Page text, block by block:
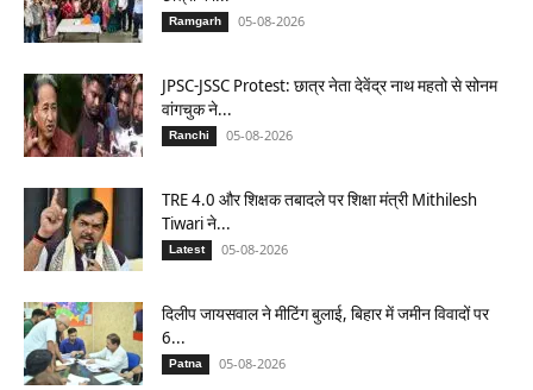
Ramgarh 05-08-2026
JPSC-JSSC Protest: छात्र नेता देवेंद्र नाथ महतो से सोनम
वांगचुक ने...
Ranchi 05-08-2026
TRE 4.0 और शिक्षक तबादले पर शिक्षा मंत्री Mithilesh
Tiwari ने...
Latest 05-08-2026
दिलीप जायसवाल ने मीटिंग बुलाई, बिहार में जमीन विवादों पर
6...
Patna 05-08-2026